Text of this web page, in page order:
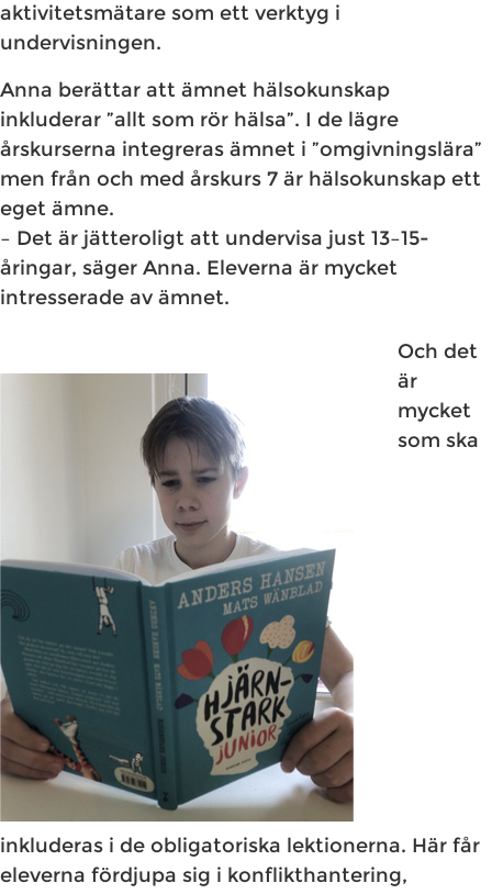
aktivitetsmätare som ett verktyg i
undervisningen.
Anna berättar att ämnet hälsokunskap
inkluderar ”allt som rör hälsa”. I de lägre
årskurserna integreras ämnet i ”omgivningslära”
men från och med årskurs 7 är hälsokunskap ett
eget ämne.
– Det är jätteroligt att undervisa just 13–15-
åringar, säger Anna. Eleverna är mycket
intresserade av ämnet.
​Och det
är
mycket
som ska
inkluderas i de obligatoriska lektionerna. Här får
eleverna fördjupa sig i konflikthantering,